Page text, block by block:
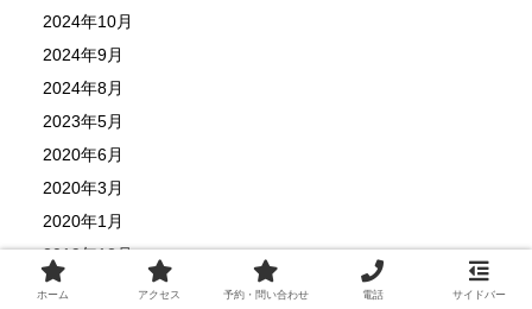
2024年10月
2024年9月
2024年8月
2023年5月
2020年6月
2020年3月
2020年1月
2019年12月
2019年10月
ホーム アクセス 予約・問い合わせ 電話 サイドバー